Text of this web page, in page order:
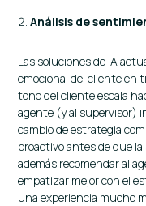
Análisis de
Las soluciones de IA
emocional del cliente en
tono del cliente escala
agente (y al supervisor)
cambio de estrategia
proactivo antes de que
además recomendar al
empatizar mejor con el
una experiencia mucho